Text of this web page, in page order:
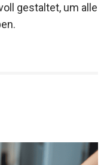
gestaltet, um alle